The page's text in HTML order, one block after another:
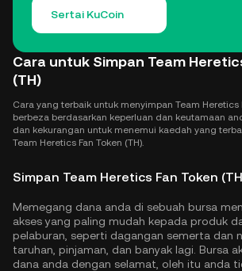
Sertai KuCoin
Cara untuk Simpan Team
(TH)
Cara yang terbaik untuk menyimpan Team Heretics
berbeza berdasarkan keperluan dan keutamaan
dan kekurangan untuk menemui kaedah yang
Team Heretics Fan Token (TH).
Simpan Team Heretics Fan Token
Memegang dana anda di sebuah bursa
akses yang paling mudah kepada produk
pelaburan, seperti dagangan semerta dan
taruhan, pinjaman, dan banyak lagi. Bursa
dana anda dengan selamat, oleh itu anda